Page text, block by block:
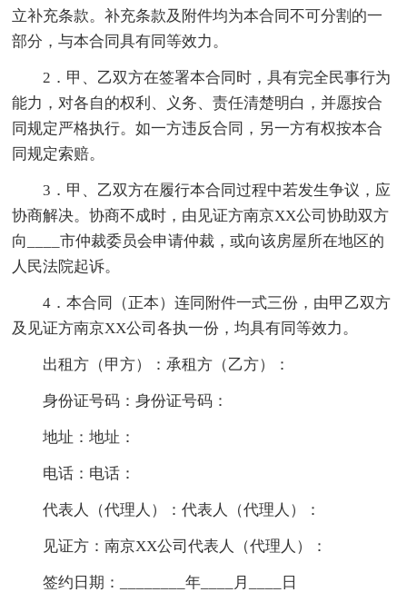
立补充条款。补充条款及附件均为本合同不可分割的一
部分，与本合同具有同等效力。
2．甲、乙双方在签署本合同时，具有完全民事行为
能力，对各自的权利、义务、责任清楚明白，并愿按合
同规定严格执行。如一方违反合同，另一方有权按本合
同规定索赔。
3．甲、乙双方在履行本合同过程中若发生争议，应
协商解决。协商不成时，由见证方南京XX公司协助双方
向____市仲裁委员会申请仲裁，或向该房屋所在地区的
人民法院起诉。
4．本合同（正本）连同附件一式三份，由甲乙双方
及见证方南京XX公司各执一份，均具有同等效力。
出租方（甲方）：承租方（乙方）：
身份证号码：身份证号码：
地址：地址：
电话：电话：
代表人（代理人）：代表人（代理人）：
见证方：南京XX公司代表人（代理人）：
签约日期：________年____月____日